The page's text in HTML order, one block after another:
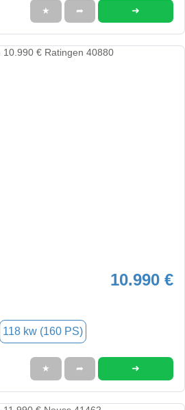
★ ➦ ➜
10.990 €
118 kw (160 PS)
★ ➦ ➜